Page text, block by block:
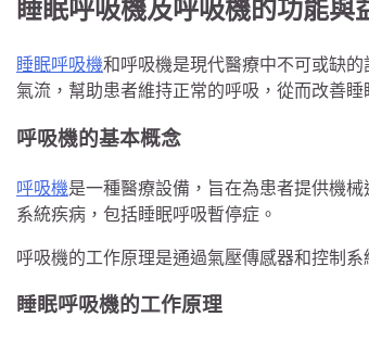
睡眠呼吸機及呼吸機的功能與
睡眠呼吸機和呼吸機是現代醫療中不可或缺
氣流，幫助患者維持正常的呼吸，從而改善睡
呼吸機的基本概念
呼吸機是一種醫療設備，旨在為患者提供機
系統疾病，包括睡眠呼吸暫停症。
呼吸機的工作原理是通過氣壓傳感器和控制
睡眠呼吸機的工作原理